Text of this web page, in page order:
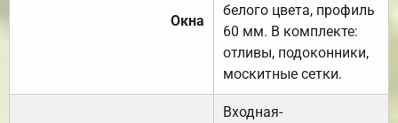
Окна
белого цвета, профиль
60 мм. В комплекте:
отливы, подоконники,
москитные сетки.
Входная-